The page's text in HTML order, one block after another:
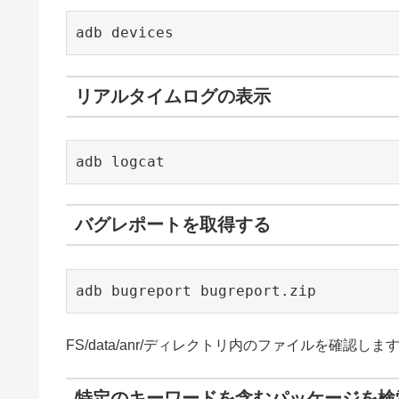
adb devices
リアルタイムログの表示
adb logcat
バグレポートを取得する
adb bugreport bugreport.zip
FS/data/anr/ディレクトリ内のファイルを確認しま